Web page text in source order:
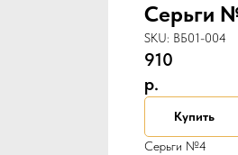
Серьги
SKU: ВБ01-004
910
р.
Купить
Серьги №4